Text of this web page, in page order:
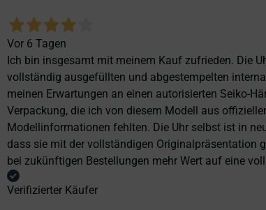
Vor 6 Tagen
Ich bin insgesamt mit meinem Kauf zufrieden. Die
vollständig ausgefüllten und abgestempelten
meinen Erwartungen an einen autorisierten Seiko-
Verpackung, die ich von diesem Modell aus
Modellinformationen fehlten. Die Uhr selbst ist in
dass sie mit der vollständigen Originalpräsentation
bei zukünftigen Bestellungen mehr Wert auf eine
Verifizierter Käufer